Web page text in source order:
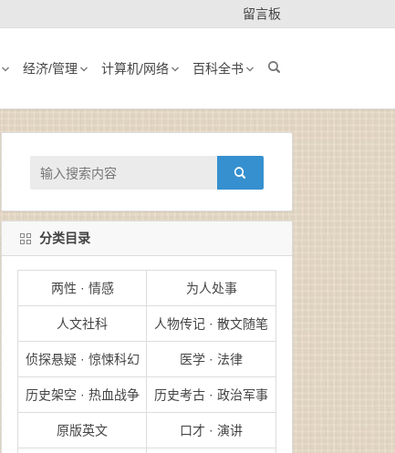
留言板
经济/管理 计算机/网络 百科全书
分类目录
两性 · 情感 为人处事
人文社科 人物传记 · 散文随笔
侦探悬疑 · 惊悚科幻 医学 · 法律
历史架空 · 热血战争 历史考古 · 政治军事
原版英文 口才 · 演讲